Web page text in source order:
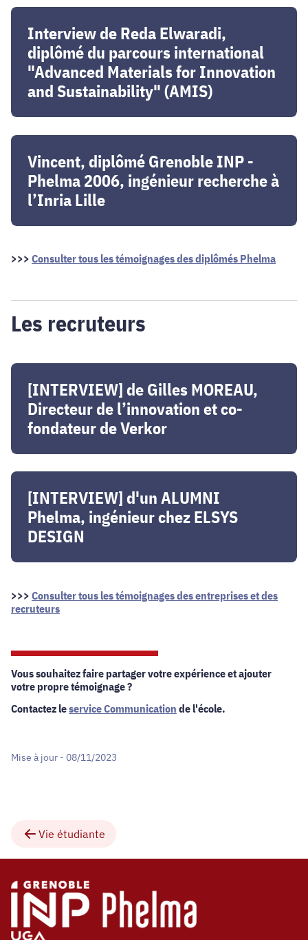
Nanotech
polymères
Interview
Reda
Elwaradi,
diplômé
parcours
Materials
Innovation
Sustainability"
Interview de Reda Elwaradi,
diplômé du parcours international
"Advanced Materials for Innovation
and Sustainability" (AMIS)
Vincent,
diplômé
Grenoble
INP
Phelma
ingénieur
l’Inria
Lille
Vincent, diplômé Grenoble INP -
Phelma 2006, ingénieur recherche à
l’Inria Lille
>>> Consulter tous les témoignages des diplômés Phelma
Les recruteurs
[INTERVIEW]
Gilles
MOREAU,
Directeur
de
l’innovation
fondateur
[INTERVIEW] de Gilles MOREAU,
Directeur de l’innovation et co-
fondateur de Verkor
[INTERVIEW]
d'un
ALUMNI
Phelma,
ingénieur
chez
DESIGN
[INTERVIEW] d'un ALUMNI
Phelma, ingénieur chez ELSYS
DESIGN
>>> Consulter tous les témoignages des entreprises et des
recruteurs
Vous souhaitez faire partager votre expérience et ajouter
votre propre témoignage ?
Contactez leservice Communication de l'école.
Mise à jour - 08/11/2023
Vie étudiante